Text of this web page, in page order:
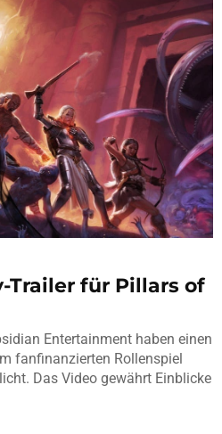
Trailer für Pillars of
Entertainment haben einen
fanfinanzierten Rollenspiel
Das Video gewährt Einblicke